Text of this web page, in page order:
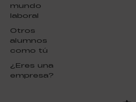
mundo
laboral
Otros
alumnos
como tú
¿Eres una
empresa?